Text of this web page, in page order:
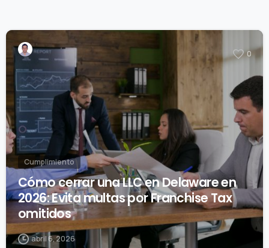
0
Cumplimiento
Cómo cerrar una LLC en Delaware en
2026: Evita multas por Franchise Tax
omitidos
abril 6, 2026